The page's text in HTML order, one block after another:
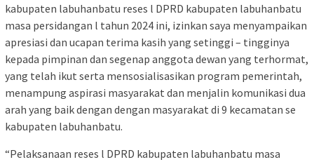
kabupaten labuhanbatu reses l DPRD kabupaten labuhanbatu
masa persidangan l tahun 2024 ini, izinkan saya menyampaikan
apresiasi dan ucapan terima kasih yang setinggi – tingginya
kepada pimpinan dan segenap anggota dewan yang terhormat,
yang telah ikut serta mensosialisasikan program pemerintah,
menampung aspirasi masyarakat dan menjalin komunikasi dua
arah yang baik dengan dengan masyarakat di 9 kecamatan se
kabupaten labuhanbatu.
“Pelaksanaan reses l DPRD kabupaten labuhanbatu masa